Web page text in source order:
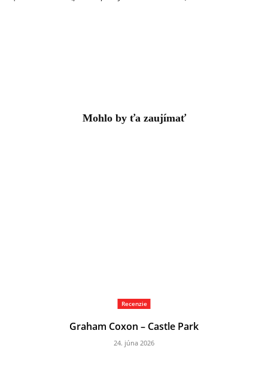
Mohlo by ťa zaujímať
Recenzie
Graham Coxon – Castle Park
24. júna 2026